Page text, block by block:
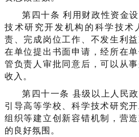
第四十条 利用财政性资金
技术研究开发机构的科学技术
责、完成岗位工作、不发生利
在单位提出书面申请，经所在
管负责人审批同意后，可以从
收入。
第四十一条 县级以上人民
引导高等学校、科学技术研究
组织等建立创新容错机制，营
的良好氛围。